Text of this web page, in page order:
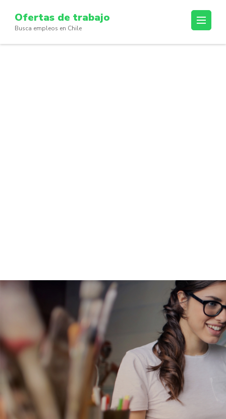
content
(Press
Ofertas de trabajo
Busca empleos en Chile